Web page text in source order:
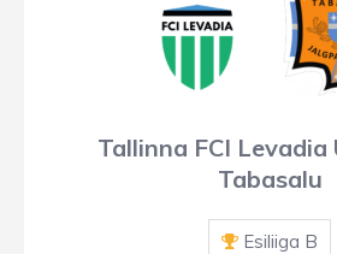
Tallinna FCI Levadia
Tabasalu
Esiliiga B